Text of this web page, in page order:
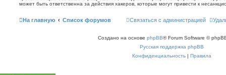
может быть ответственна за действия хакеров, которые могут привести к
На главную Список форумов Связаться с администрацией
Создано на основе phpBB® Forum Software ©
Русская поддержка phpBB
Конфиденциальность | Правила